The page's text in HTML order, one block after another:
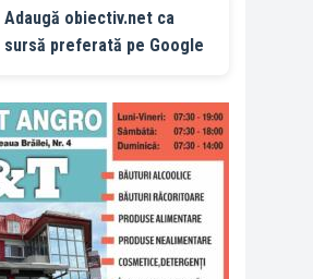
Adaugă obiectiv.net ca
sursă preferată pe Google